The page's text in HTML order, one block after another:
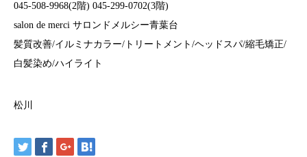
045-508-9968(2階) 045-299-0702(3階)
salon de merci サロンドメルシー青葉台
髪質改善/イルミナカラー/トリートメント/ヘッドスパ/縮毛矯正/
白髪染め/ハイライト
松川